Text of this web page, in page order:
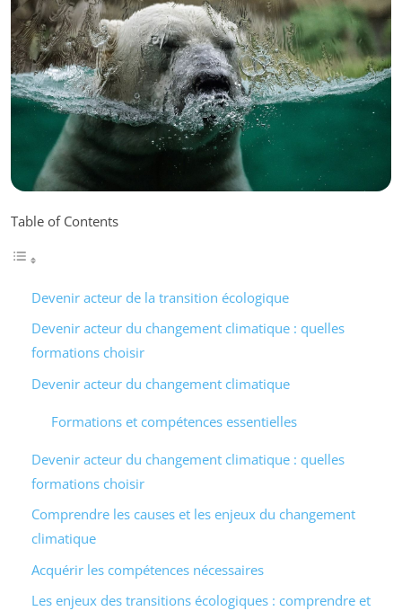
Table of Contents
Devenir acteur de la transition écologique
Devenir acteur du changement climatique : quelles
formations choisir
Devenir acteur du changement climatique
Formations et compétences essentielles
Devenir acteur du changement climatique : quelles
formations choisir
Comprendre les causes et les enjeux du changement
climatique
Acquérir les compétences nécessaires
Les enjeux des transitions écologiques : comprendre et